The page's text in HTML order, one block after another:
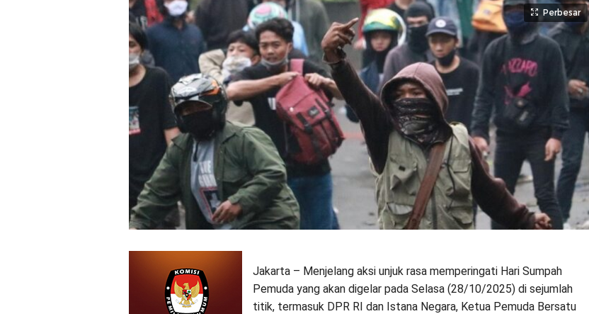
Perbesar
Jakarta – Menjelang aksi unjuk rasa memperingati Hari Sumpah
Pemuda yang akan digelar pada Selasa (28/10/2025) di sejumlah
titik, termasuk DPR RI dan Istana Negara, Ketua Pemuda Bersatu